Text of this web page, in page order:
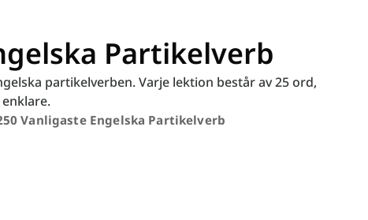
Partikelverb
partikelverben. Varje lektion består av 25 ord,
Vanligaste Engelska Partikelverb